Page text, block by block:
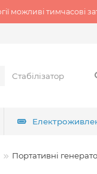
можливі тимчасові
Портативні